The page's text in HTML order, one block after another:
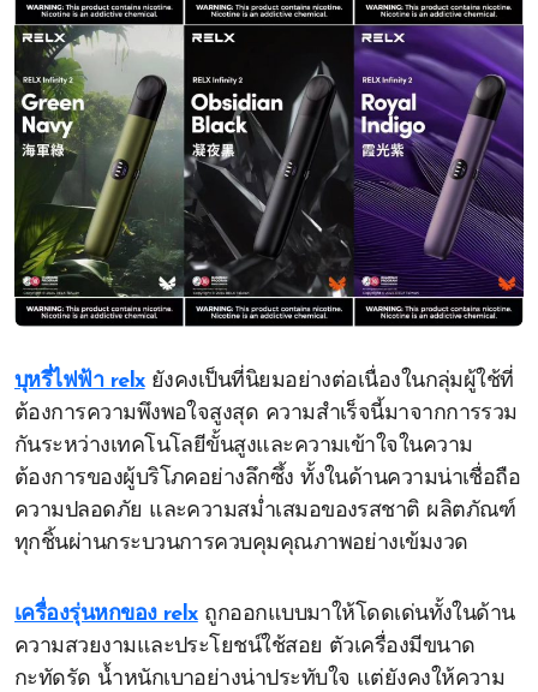
บุหรี่ไฟฟ้า relxยังคงเป็นที่นิยมอย่างต่อเนื่องในกลุ่มผู้ใช้ที่
ต้องการความพึงพอใจสูงสุด ความสำเร็จนี้มาจากการรวม
กันระหว่างเทคโนโลยีขั้นสูงและความเข้าใจในความ
ต้องการของผู้บริโภคอย่างลึกซึ้ง ทั้งในด้านความน่าเชื่อถือ
ความปลอดภัย และความสม่ำเสมอของรสชาติ ผลิตภัณฑ์
ทุกชิ้นผ่านกระบวนการควบคุมคุณภาพอย่างเข้มงวด
เครื่องรุ่นหกของ relxถูกออกแบบมาให้โดดเด่นทั้งในด้าน
ความสวยงามและประโยชน์ใช้สอย ตัวเครื่องมีขนาด
กะทัดรัด น้ำหนักเบาอย่างน่าประทับใจ แต่ยังคงให้ความ